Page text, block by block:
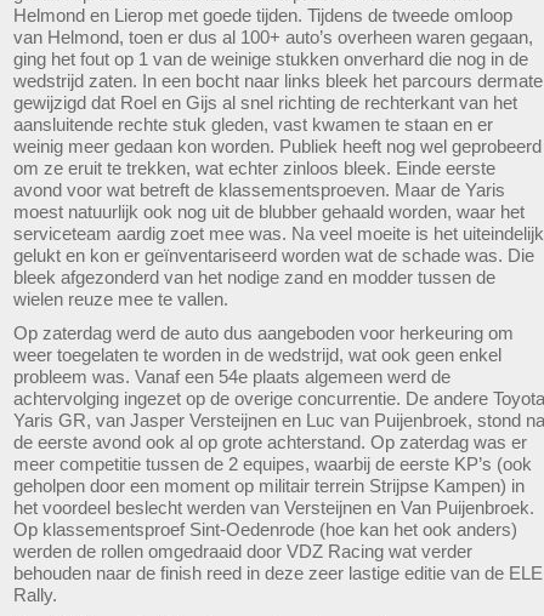
Helmond en Lierop met goede tijden. Tijdens de tweede omloop
van Helmond, toen er dus al 100+ auto’s overheen waren gegaan,
ging het fout op 1 van de weinige stukken onverhard die nog in de
wedstrijd zaten. In een bocht naar links bleek het parcours dermate
gewijzigd dat Roel en Gijs al snel richting de rechterkant van het
aansluitende rechte stuk gleden, vast kwamen te staan en er
weinig meer gedaan kon worden. Publiek heeft nog wel geprobeerd
om ze eruit te trekken, wat echter zinloos bleek. Einde eerste
avond voor wat betreft de klassementsproeven. Maar de Yaris
moest natuurlijk ook nog uit de blubber gehaald worden, waar het
serviceteam aardig zoet mee was. Na veel moeite is het uiteindelijk
gelukt en kon er geïnventariseerd worden wat de schade was. Die
bleek afgezonderd van het nodige zand en modder tussen de
wielen reuze mee te vallen.
Op zaterdag werd de auto dus aangeboden voor herkeuring om
weer toegelaten te worden in de wedstrijd, wat ook geen enkel
probleem was. Vanaf een 54e plaats algemeen werd de
achtervolging ingezet op de overige concurrentie. De andere Toyota
Yaris GR, van Jasper Versteijnen en Luc van Puijenbroek, stond na
de eerste avond ook al op grote achterstand. Op zaterdag was er
meer competitie tussen de 2 equipes, waarbij de eerste KP’s (ook
geholpen door een moment op militair terrein Strijpse Kampen) in
het voordeel beslecht werden van Versteijnen en Van Puijenbroek.
Op klassementsproef Sint-Oedenrode (hoe kan het ook anders)
werden de rollen omgedraaid door VDZ Racing wat verder
behouden naar de finish reed in deze zeer lastige editie van de ELE
Rally.